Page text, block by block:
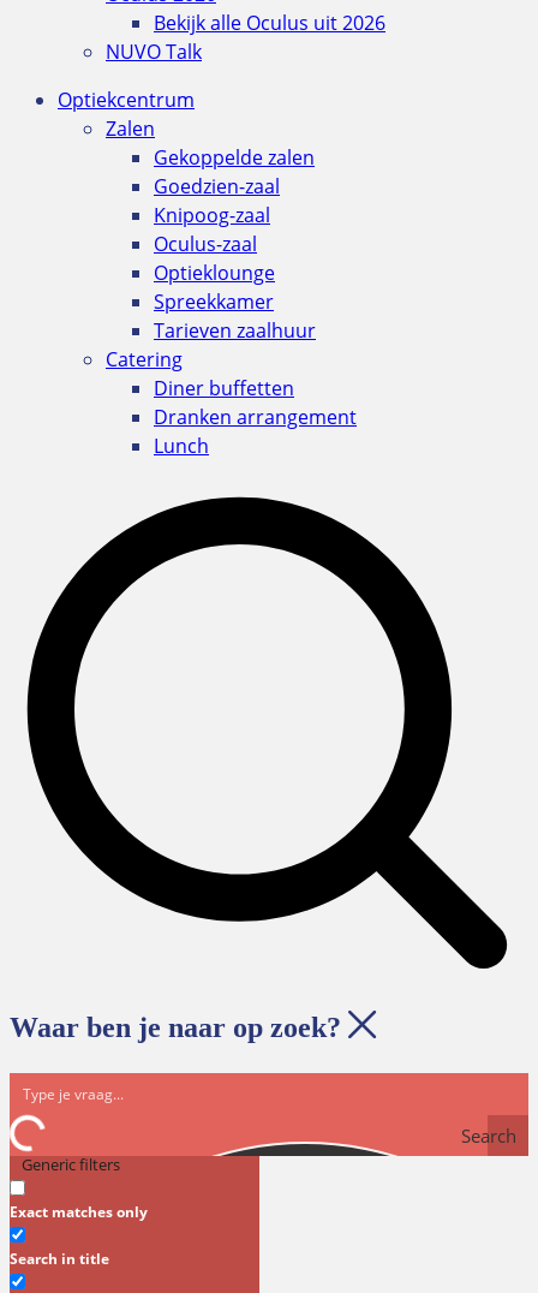
Bekijk alle Oculus uit 2026
NUVO Talk
Optiekcentrum
Zalen
Gekoppelde zalen
Goedzien-zaal
Knipoog-zaal
Oculus-zaal
Optieklounge
Spreekkamer
Tarieven zaalhuur
Catering
Diner buffetten
Dranken arrangement
Lunch
Waar ben je naar op zoek?
Search
Generic filters
Exact matches only
Search in title